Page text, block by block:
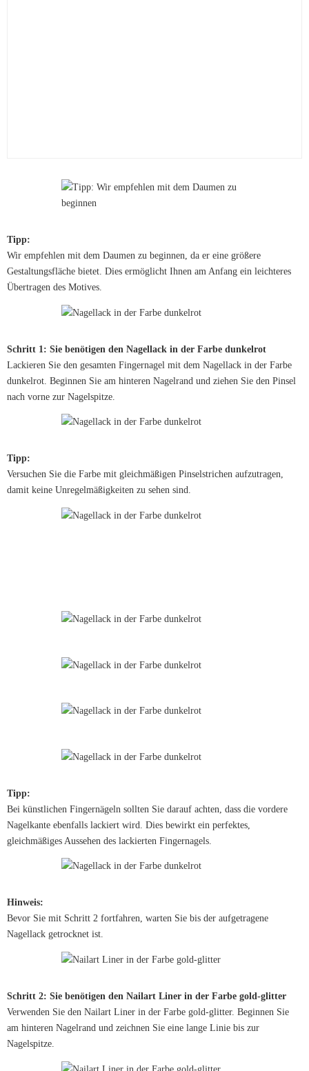
Tipp:
Wir empfehlen mit dem Daumen zu beginnen, da er eine größere
Gestaltungsfläche bietet. Dies ermöglicht Ihnen am Anfang ein leichteres
Übertragen des Motives.
Schritt 1: Sie benötigen den Nagellack in der Farbe dunkelrot
Lackieren Sie den gesamten Fingernagel mit dem Nagellack in der Farbe
dunkelrot. Beginnen Sie am hinteren Nagelrand und ziehen Sie den Pinsel
nach vorne zur Nagelspitze.
Tipp:
Versuchen Sie die Farbe mit gleichmäßigen Pinselstrichen aufzutragen,
damit keine Unregelmäßigkeiten zu sehen sind.
Tipp:
Bei künstlichen Fingernägeln sollten Sie darauf achten, dass die vordere
Nagelkante ebenfalls lackiert wird. Dies bewirkt ein perfektes,
gleichmäßiges Aussehen des lackierten Fingernagels.
Hinweis:
Bevor Sie mit Schritt 2 fortfahren, warten Sie bis der aufgetragene
Nagellack getrocknet ist.
Schritt 2: Sie benötigen den Nailart Liner in der Farbe gold-glitter
Verwenden Sie den Nailart Liner in der Farbe gold-glitter. Beginnen Sie
am hinteren Nagelrand und zeichnen Sie eine lange Linie bis zur
Nagelspitze.